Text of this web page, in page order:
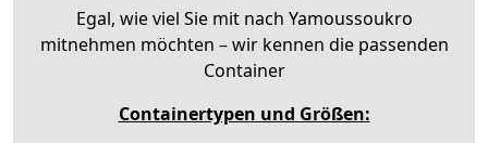
Egal, wie viel Sie mit nach Yamoussoukro
mitnehmen möchten – wir kennen die passenden
Container
Containertypen und Größen: